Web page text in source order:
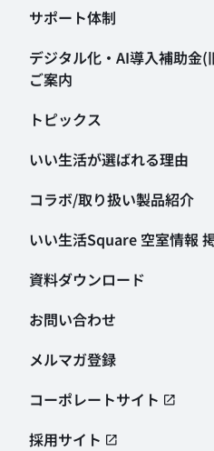
サポート体制
デジタル化・AI導入補助金(
ご案内
トピックス
いい生活が選ばれる理由
コラボ/取り扱い製品紹介
いい生活Square 空室情報
資料ダウンロード
お問い合わせ
メルマガ登録
コーポレートサイト
採用サイト